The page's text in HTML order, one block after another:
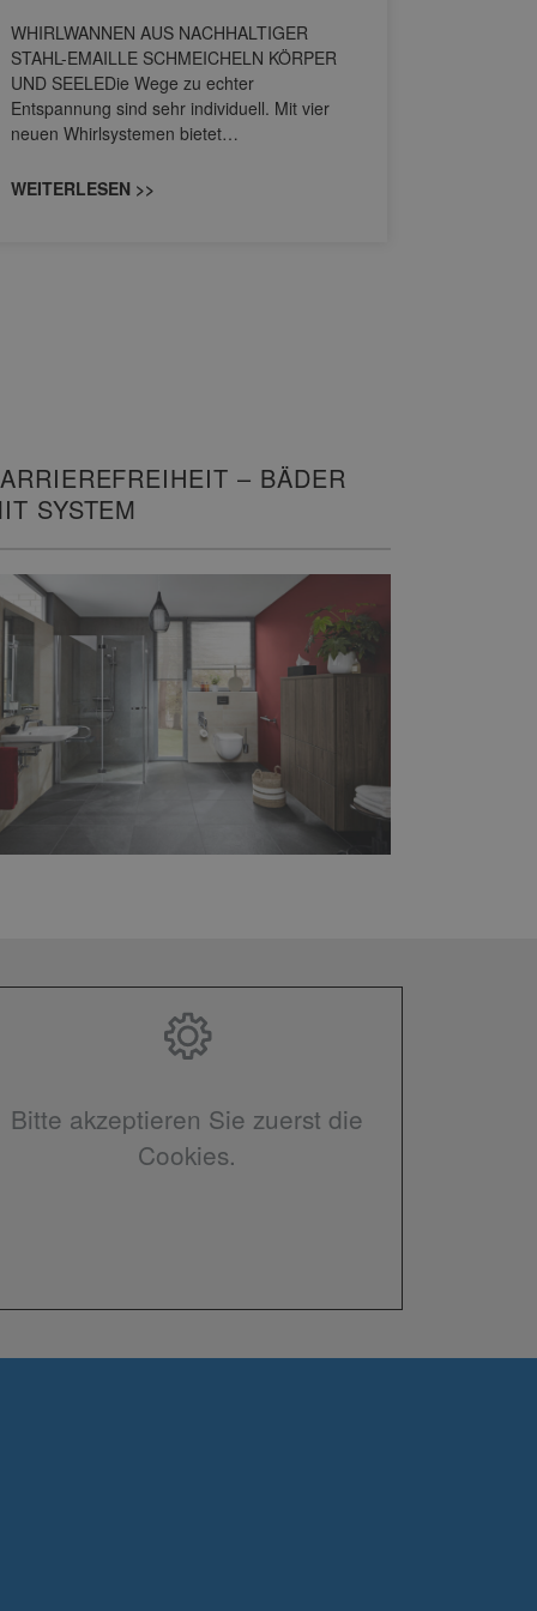
WHIRLWANNEN AUS NACHHALTIGER
STAHL-EMAILLE SCHMEICHELN KÖRPER
UND SEELEDie Wege zu echter
Entspannung sind sehr individuell. Mit vier
neuen Whirlsystemen bietet…
WEITERLESEN >>
– BÄDER
SYSTEM
Bitte akzeptieren Sie zuerst die
Cookies.